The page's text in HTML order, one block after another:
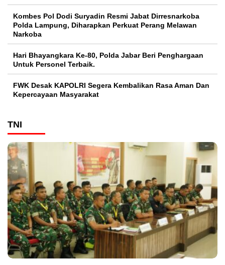
Kombes Pol Dodi Suryadin Resmi Jabat Dirresnarkoba
Polda Lampung, Diharapkan Perkuat Perang Melawan
Narkoba
Hari Bhayangkara Ke-80, Polda Jabar Beri Penghargaan
Untuk Personel Terbaik.
FWK Desak KAPOLRI Segera Kembalikan Rasa Aman Dan
Kepercayaan Masyarakat
TNI